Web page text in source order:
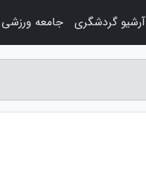
آرشیو گردشگری جامعه ورزشی